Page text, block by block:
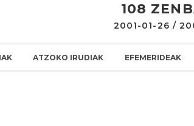
108
2001-01-26 /
ATZOKO IRUDIAK EFEMERIDEAK